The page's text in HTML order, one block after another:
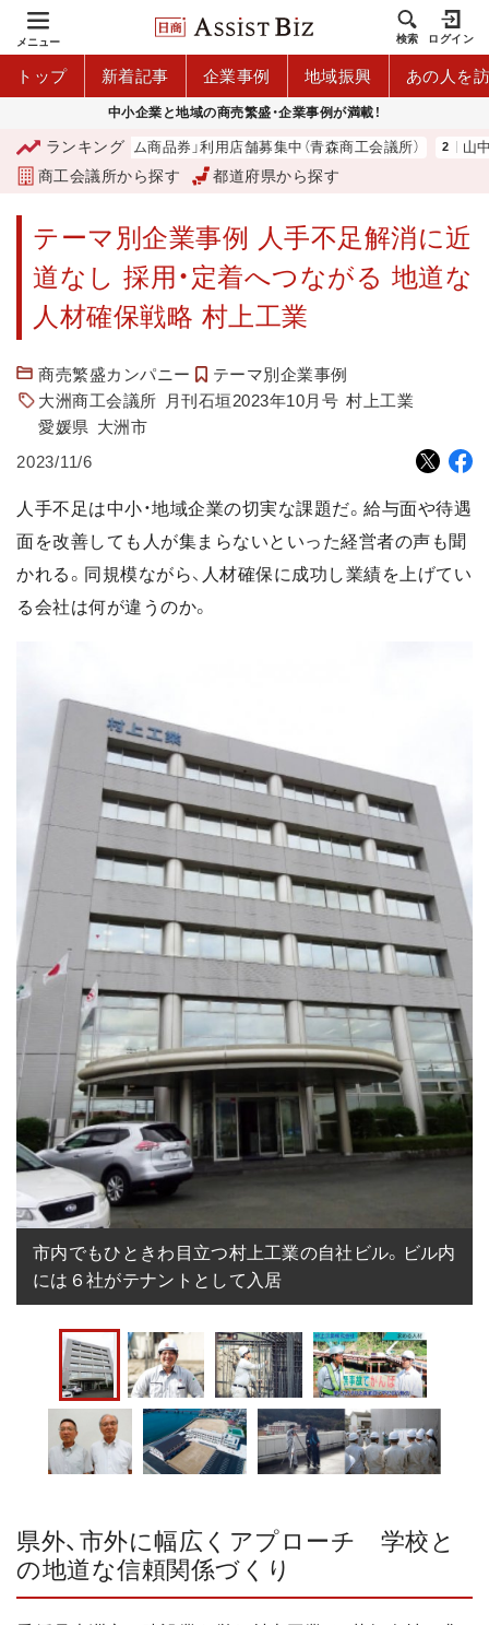
メニュー 検索 ログイン
トップ 新着記事 企業事例 地域振興 あの人を
中小企業と地域の商売繁盛・企業事例が満載！
ランキング
森市プレミアム商品券」利用店舗募集中（青森商工会議所） 山中伸弥
商工会議所から探す 都道府県から探す
テーマ別企業事例 人手不足解消に近
道なし 採用・定着へつながる 地道な
人材確保戦略 村上工業
商売繁盛カンパニー
テーマ別企業事例
大洲商工会議所
月刊石垣2023年10月号 村上工業
愛媛県 大洲市
2023/11/6
人手不足は中小・地域企業の切実な課題だ。給与面や待遇
面を改善しても人が集まらないといった経営者の声も聞
かれる。同規模ながら、人材確保に成功し業績を上げてい
る会社は何が違うのか。
市内でもひときわ目立つ村上工業の自社ビル。ビル内
には６社がテナントとして入居
県外、市外に幅広くアプローチ 学校と
の地道な信頼関係づくり